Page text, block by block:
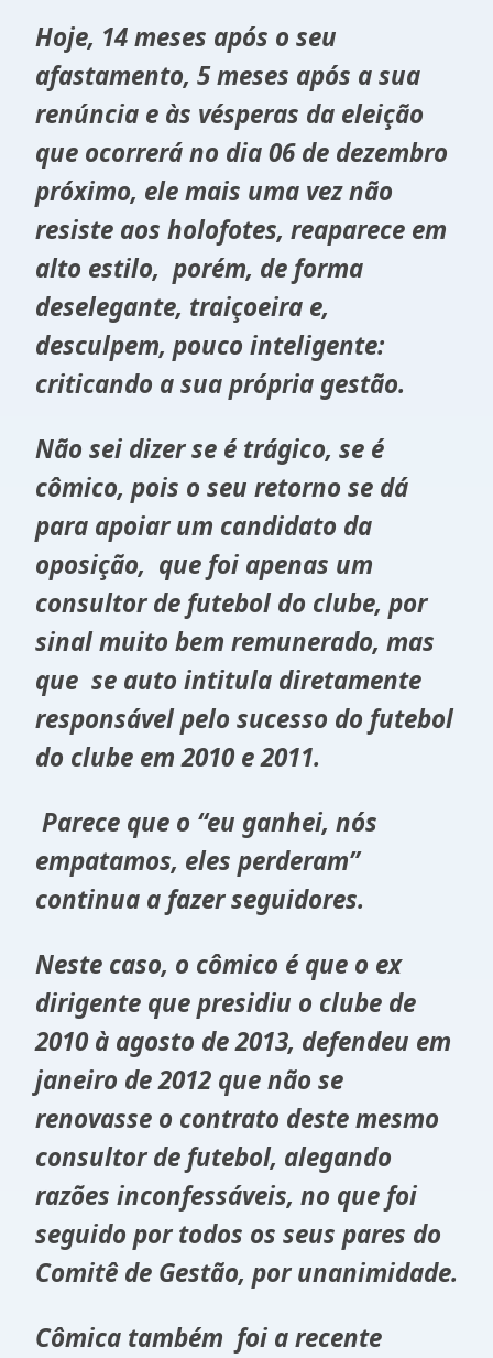
Hoje, 14 meses após o seu
afastamento, 5 meses após a sua
renúncia e às vésperas da eleição
que ocorrerá no dia 06 de dezembro
próximo, ele mais uma vez não
resiste aos holofotes, reaparece em
alto estilo, porém, de forma
deselegante, traiçoeira e,
desculpem, pouco inteligente:
criticando a sua própria gestão.
Não sei dizer se é trágico, se é
cômico, pois o seu retorno se dá
para apoiar um candidato da
oposição, que foi apenas um
consultor de futebol do clube, por
sinal muito bem remunerado, mas
que se auto intitula diretamente
responsável pelo sucesso do futebol
do clube em 2010 e 2011.
Parece que o “eu ganhei, nós
empatamos, eles perderam”
continua a fazer seguidores.
Neste caso, o cômico é que o ex
dirigente que presidiu o clube de
2010 à agosto de 2013, defendeu em
janeiro de 2012 que não se
renovasse o contrato deste mesmo
consultor de futebol, alegando
razões inconfessáveis, no que foi
seguido por todos os seus pares do
Comitê de Gestão, por unanimidade.
Cômica também foi a recente